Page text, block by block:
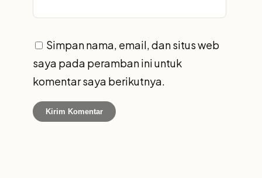
Simpan nama, email, dan situs web
saya pada peramban ini untuk
komentar saya berikutnya.